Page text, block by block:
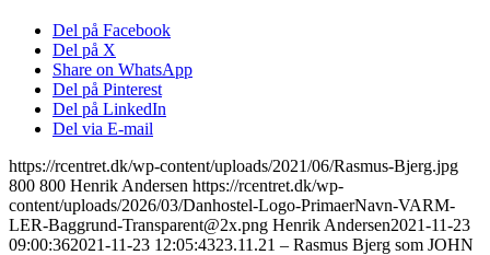
Del på Facebook
Del på X
Share on WhatsApp
Del på Pinterest
Del på LinkedIn
Del via E-mail
https://rcentret.dk/wp-content/uploads/2021/06/Rasmus-Bjerg.jpg
800 800 Henrik Andersen https://rcentret.dk/wp-
content/uploads/2026/03/Danhostel-Logo-PrimaerNavn-VARM-
LER-Baggrund-Transparent@2x.png Henrik Andersen2021-11-23
09:00:362021-11-23 12:05:4323.11.21 – Rasmus Bjerg som JOHN